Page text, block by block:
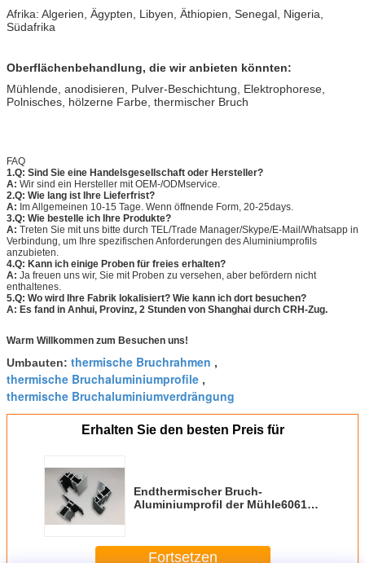
Afrika: Algerien, Ägypten, Libyen, Äthiopien, Senegal, Nigeria,
Südafrika
Oberflächenbehandlung, die wir anbieten könnten:
Mühlende, anodisieren, Pulver-Beschichtung, Elektrophorese,
Polnisches, hölzerne Farbe, thermischer Bruch
FAQ
1.Q: Sind Sie eine Handelsgesellschaft oder Hersteller?
A: Wir sind ein Hersteller mit OEM-/ODMservice.
2.Q: Wie lang ist Ihre Lieferfrist?
A: Im Allgemeinen 10-15 Tage. Wenn öffnende Form, 20-25days.
3.Q: Wie bestelle ich Ihre Produkte?
A: Treten Sie mit uns bitte durch TEL/Trade Manager/Skype/E-Mail/Whatsapp in
Verbindung, um Ihre spezifischen Anforderungen des Aluminiumprofils
anzubieten.
4.Q: Kann ich einige Proben für freies erhalten?
A: Ja freuen uns wir, Sie mit Proben zu versehen, aber befördern nicht
enthaltenes.
5.Q: Wo wird Ihre Fabrik lokalisiert? Wie kann ich dort besuchen?
A: Es fand in Anhui, Provinz, 2 Stunden von Shanghai durch CRH-Zug.
Warm Willkommen zum Besuchen uns!
Umbauten: thermische Bruchrahmen ,
thermische Bruchaluminiumprofile ,
thermische Bruchaluminiumverdrängung
Erhalten Sie den besten Preis für
Endthermischer Bruch-
Aluminiumprofil der Mühle6061
Fortsetzen